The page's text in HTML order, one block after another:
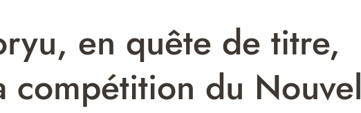
en quête de titre,
compétition du Nouvel